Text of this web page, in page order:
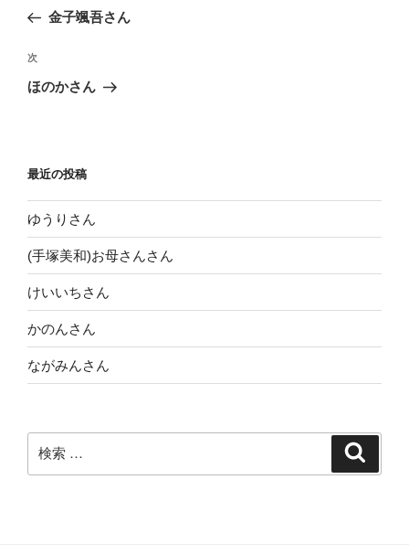
ビ
ゲ
ン
去
投
稿
金子颯吾さん
次
の
次
ほのかさん
最近の投稿
ゆうりさん
(手塚美和)お母さんさん
けいいちさん
かのんさん
ながみんさん
検
索: